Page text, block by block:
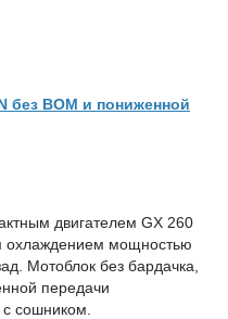
без ВОМ и пониженной
двигателем GX 260
охлаждением мощностью
Мотоблок без бардачка,
передачи
сошником.